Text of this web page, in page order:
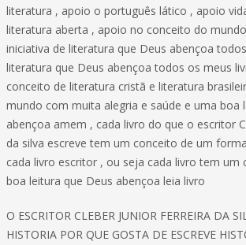
literatura , apoio o português lático , apoio
literatura aberta , apoio no conceito do
iniciativa de literatura que Deus abençoa
literatura que Deus abençoa todos os meus
conceito de literatura cristã e literatura
mundo com muita alegria e saúde e uma boa
abençoa amem , cada livro do que o escritor
da silva escreve tem um conceito de um
cada livro escritor , ou seja cada livro tem um
boa leitura que Deus abençoa leia livro
O ESCRITOR CLEBER JUNIOR FERREIRA DA
HISTORIA POR QUE GOSTA DE ESCREVE